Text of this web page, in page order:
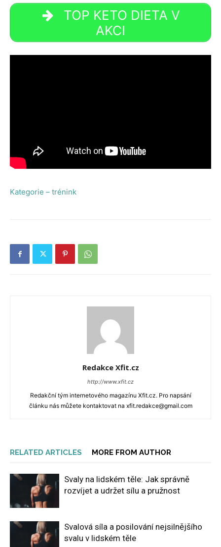
TOP KETO DIETA V
AKCI
Kategorie – trénink
Redakce Xfit.cz
http://www.xfit.cz
Redakční tým internetového magazínu Xfit.cz. Pro napsání
článku nás můžete kontaktovat na xfit.redakce@gmail.com
RELATED ARTICLES MORE FROM AUTHOR
Svaly na lidském těle: Jak správně
rozvíjet a udržet sílu a pružnost
Svalová síla a posilování nejsilnějšího
svalu v lidském těle